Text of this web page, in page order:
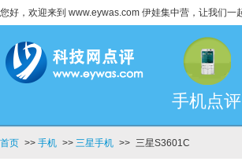
您好，欢迎来到 www.eywas.com 伊娃集中营，让我们一
手机点评
首页 >> 手机 >> 三星手机 >> 三星S3601C